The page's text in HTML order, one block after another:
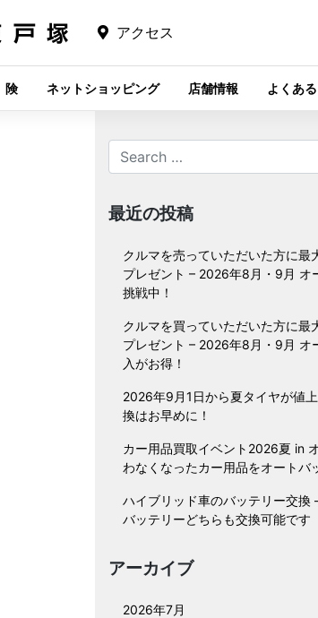
アクセス
ネットショッピング 店舗情報 よくあ
最近の投稿
クルマを売っていただいた方に最
プレゼント – 2026年8月・9月 オ
挑戦中！
クルマを買っていただいた方に最
プレゼント – 2026年8月・9月 オ
入がお得！
2026年9月1日から夏タイヤが値
換はお早めに！
カー用品買取イベント2026夏 in
わなくなったカー用品をオートバ
ハイブリッド車のバッテリー交換
バッテリーどちらも交換可能です
アーカイブ
2026年7月